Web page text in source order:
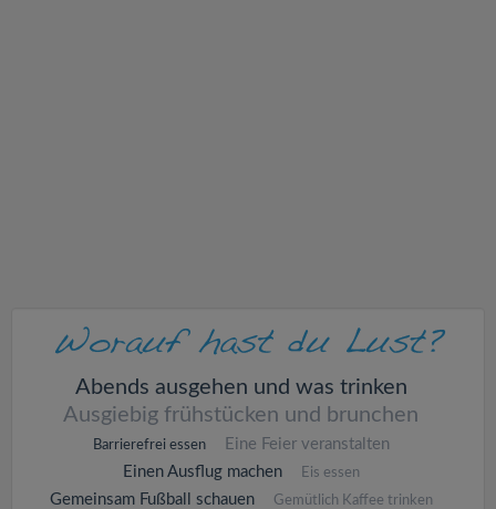
Abends ausgehen und was trinken
Ausgiebig frühstücken und brunchen
Barrierefrei essen
Eine Feier veranstalten
Einen Ausflug machen
Eis essen
Gemeinsam Fußball schauen Gemütlich Kaffee trinken